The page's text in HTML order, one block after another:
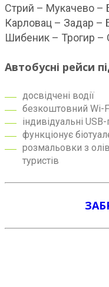
Стрий – Мукачево –
Карловац – Задар –
Шибеник – Трогир –
Автобусні рейси
досвідчені водії
безкоштовний Wi-
індивідуальні
функціонує
розмальовки з
туристів